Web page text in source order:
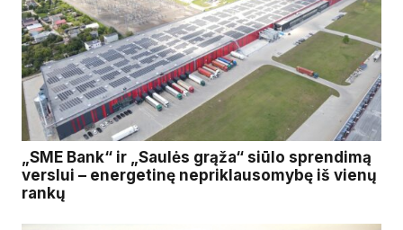
„SME Bank“ ir „Saulės grąža“ siūlo sprendimą
verslui – energetinę nepriklausomybę iš vienų
rankų